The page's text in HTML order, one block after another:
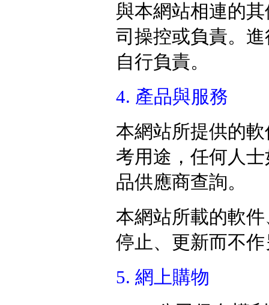
與本網站相連的
司操控或負責。
自行負責。
4. 產品與服務
本網站所提供的
考用途，任何人
品供應商查詢。
本網站所載的軟
停止、更新而不
5. 網上購物